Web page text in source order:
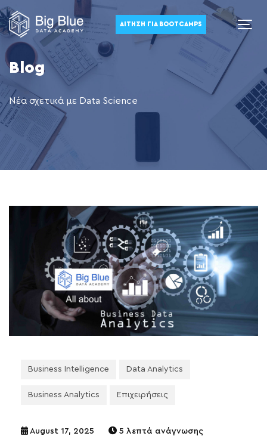
ΑΊΤΗΣΗ ΓΙΑ BOOTCAMPS
Blog
Νέα σχετικά με Data Science
Business Intelligence Data Analytics
Business Analytics Επιχειρήσεις
August 17, 2025 5 λεπτά ανάγνωσης